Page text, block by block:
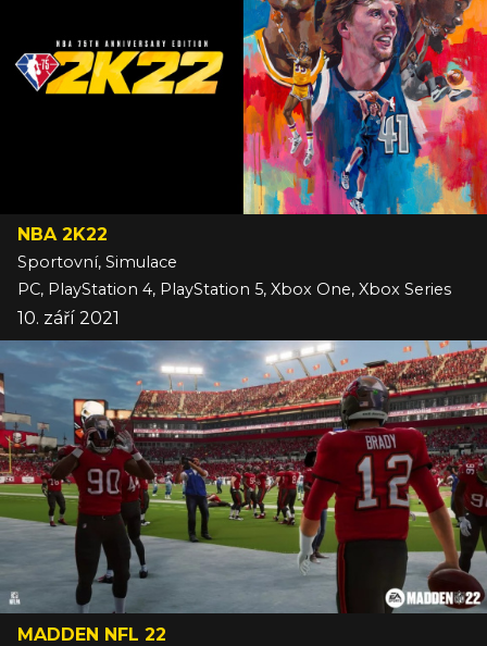
NBA 2K22
Sportovní, Simulace
PC, PlayStation 4, PlayStation 5, Xbox One, Xbox Series
10. září 2021
MADDEN NFL 22